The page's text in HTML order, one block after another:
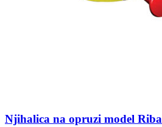
Njihalica na opruzi model Riba